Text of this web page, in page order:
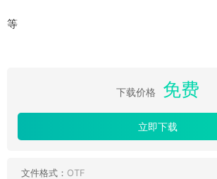
等
下载价格 免费
立即下载
文件格式： OTF